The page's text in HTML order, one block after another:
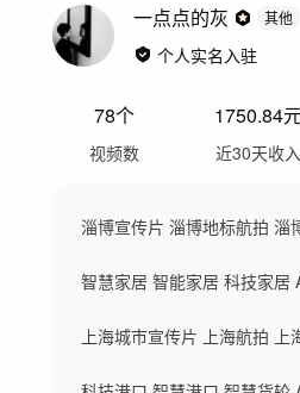
一点点的灰 其他
个人实名入驻
78个
视频数
1750.84
近30天收入
淄博宣传片 淄博地标航拍 淄
智慧家居 智能家居 科技家居
上海城市宣传片 上海航拍 上